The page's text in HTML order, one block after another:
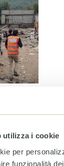
utilizza i cookie
per
funzionalità
dalle piogge